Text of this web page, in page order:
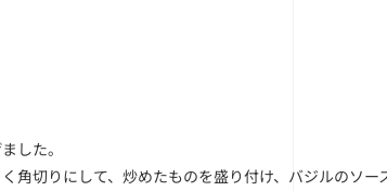
した。
切りにして、炒めたものを盛り付け、バジルのソー